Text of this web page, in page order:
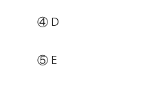
④ D
⑤ E